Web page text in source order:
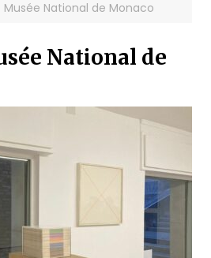
Musée National de Monaco
National de